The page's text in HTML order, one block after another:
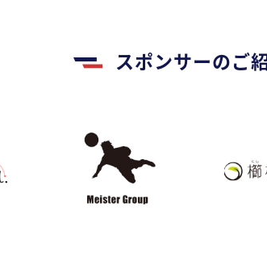
スポンサーのご